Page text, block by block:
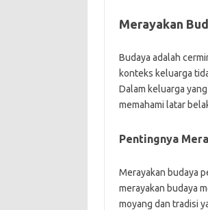
Merayakan
Budaya adalah
konteks keluarga
Dalam keluarga
memahami latar
Pentingnya
Merayakan budaya
merayakan budaya
moyang dan tradisi